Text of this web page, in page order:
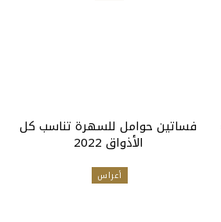
فساتين حوامل للسهرة تناسب كل
الأذواق 2022
أعراس